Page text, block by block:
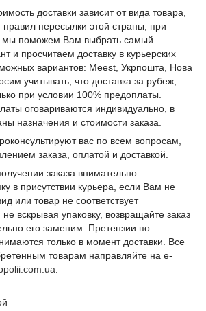
доставки зависит от вида товара,
пересылки этой страны, при
мы поможем Вам выбрать самый
и просчитаем доставку в курьерских
вариантов: Meest, Укрпошта, Нова
учитывать, что доставка за рубеж,
при условии 100% предоплаты.
оговариваются индивидуально, в
назначения и стоимости заказа.
вас по всем вопросам,
заказа, оплатой и доставкой.
заказа внимательно
в присутствии курьера, если Вам не
или товар не соответствует
вскрывая упаковку, возвращайте заказ
его заменим. Претензии по
только в момент доставки. Все
товарам направляйте на e-